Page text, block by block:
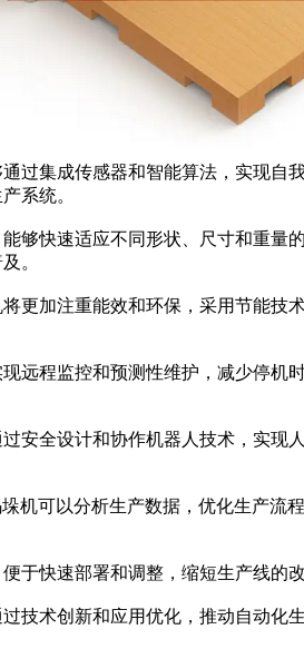
过集成传感器和智能算法，实现自
系统。
够快速适应不同形状、尺寸和重量
。
更加注重能效和环保，采用节能技
远程监控和预测性维护，减少停机
安全设计和协作机器人技术，实现
机可以分析生产数据，优化生产流
于快速部署和调整，缩短生产线的
技术创新和应用优化，推动自动化